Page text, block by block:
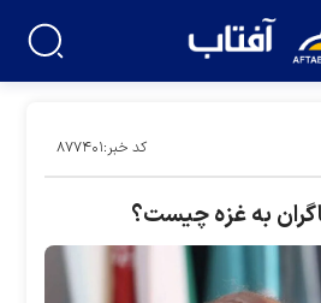
کد خبر:۸۷۷۴۰۱
به غزه چیست؟